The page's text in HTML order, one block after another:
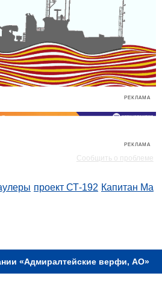
РЕКЛАМА
РЕКЛАМА
Сообщить о проблеме
проект СТ-192 Капитан Ма
«Адмиралтейские верфи, АО»